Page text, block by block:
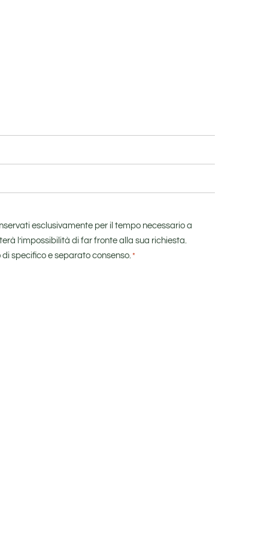
esclusivamente per il tempo necessario a
l’impossibilità di far fronte alla sua richiesta.
specifico e separato consenso. *